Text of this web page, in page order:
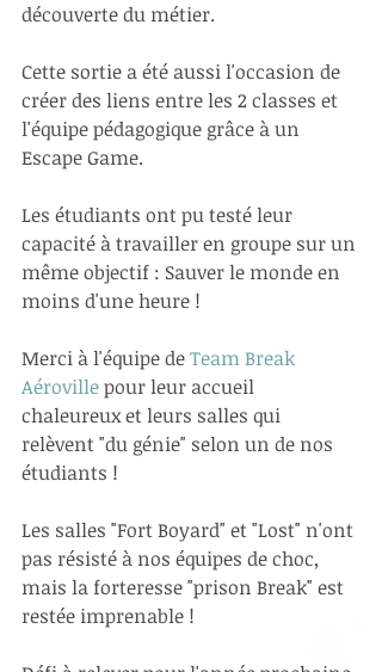
découverte du métier.
Cette sortie a été aussi l'occasion de
créer des liens entre les 2 classes et
l'équipe pédagogique grâce à un
Escape Game.
Les étudiants ont pu testé leur
capacité à travailler en groupe sur un
même objectif : Sauver le monde en
moins d'une heure !
Merci à l'équipe de Team Break
Aéroville pour leur accueil
chaleureux et leurs salles qui
relèvent "du génie" selon un de nos
étudiants !
Les salles "Fort Boyard" et "Lost" n'ont
pas résisté à nos équipes de choc,
mais la forteresse "prison Break" est
restée imprenable !